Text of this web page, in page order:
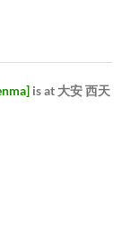
is at 大安 西天